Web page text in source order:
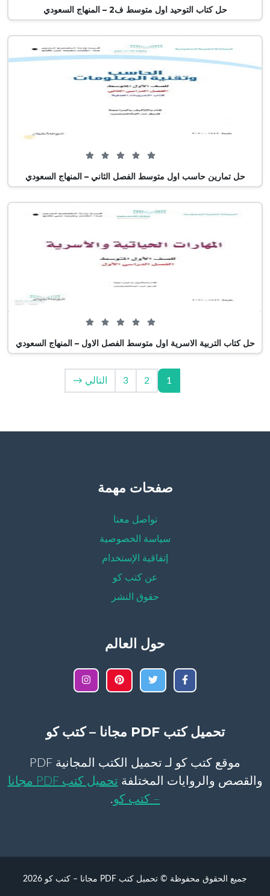
حل كتاب التوحيد اول متوسط ف2 – المنهاج السعودي
0 من 5 (0 تصويت)
حل تمارين حاسب اول متوسط الفصل الثاني – المنهاج السعودي
0 من 5 (0 تصويت)
حل كتاب التربية الاسرية اول متوسط الفصل الاول – المنهاج السعودي
1
2
3 التالي →
صفحات مهمة
تواصل معنا
سياسة الخصوصية
إتفاقية الإستخدام
عن كتب كو
حقوق النشر
حول العالم
تحميل كتب PDF مجانا – كتب كو
موقع كتب كو لـ تحميل الكتب المجانية PDF
والقصص والروايات المختلفة
تحميل كتب PDF مجانا
– كتب كو.
جميع الحقوق محفوظة © تحميل كتب PDF مجانا – كتب كو 2026